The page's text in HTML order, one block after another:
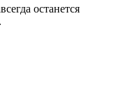
останется